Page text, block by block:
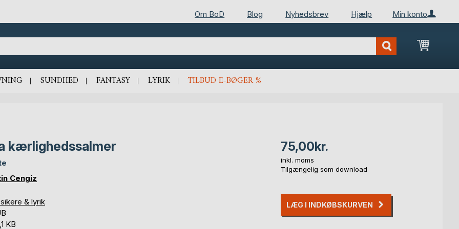
Min konto
Om BoD Blog Nyhedsbrev Hjælp
Min
SUNDHED FANTASY LYRIK TILBUD E-BØGER %
kærlighedssalmer
Cengiz
& lyrik
KB
75,00kr.
inkl. moms
Tilgængelig som download
LÆG I INDKØBSKURVEN